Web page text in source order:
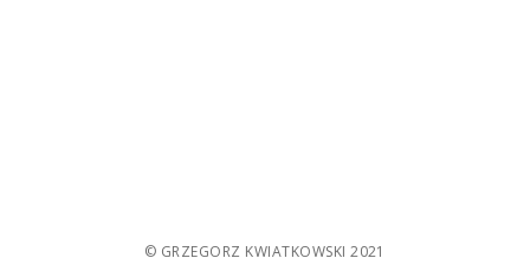
© GRZEGORZ KWIATKOWSKI 2021